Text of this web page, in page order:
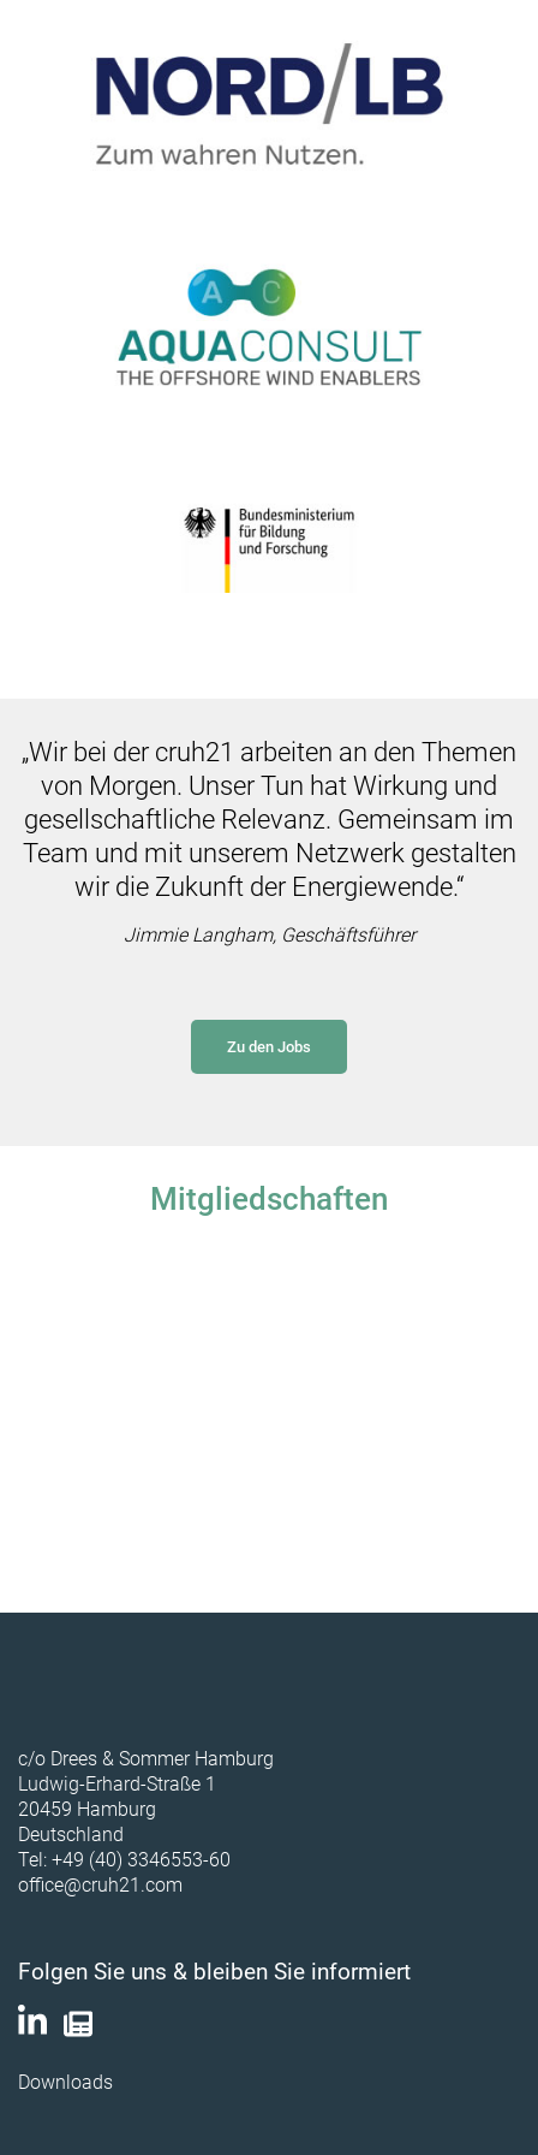
„Wir bei der cruh21 arbeiten an den Themen
von Morgen. Unser Tun hat Wirkung und
gesellschaftliche Relevanz. Gemeinsam im
Team und mit unserem Netzwerk gestalten
wir die Zukunft der Energiewende.“
Jimmie Langham, Geschäftsführer
Zu den Jobs
Mitgliedschaften
c/o Drees & Sommer Hamburg
Ludwig-Erhard-Straße 1
20459 Hamburg
Deutschland
Tel: +49 (40) 3346553-60
office@cruh21.com
Folgen Sie uns & bleiben Sie informiert
Downloads